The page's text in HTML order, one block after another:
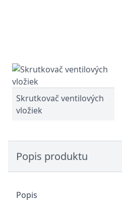
Skrutkovač ventilových
vložiek
Popis produktu
Popis